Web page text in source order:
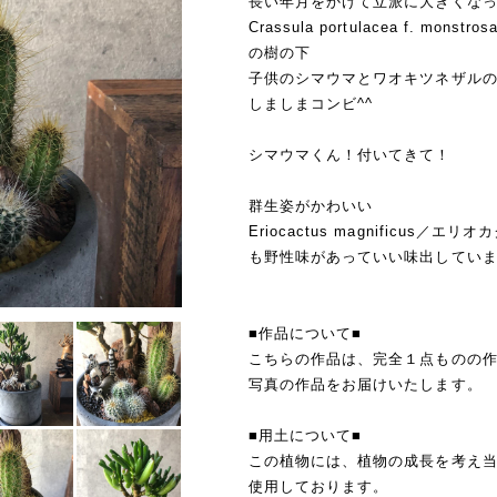
Crassula portulacea f. monstrosa
の樹の下
子供のシマウマとワオキツネザル
しましまコンビ^^
シマウマくん！付いてきて！
群生姿がかわいい
Eriocactus magnificus／エリオ
も野性味があっていい味出してい
■作品について■
こちらの作品は、完全１点ものの
写真の作品をお届けいたします。
■用土について■
この植物には、植物の成長を考え
使用しております。